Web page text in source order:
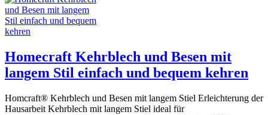
Homecraft Kehrblech und Besen mit
langem Stil einfach und bequem kehren
Homcraft® Kehrblech und Besen mit langem Stiel Erleichterung der
Hausarbeit Kehrblech mit langem Stiel ideal für